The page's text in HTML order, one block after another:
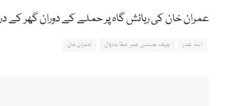
عمران خان کی رہائش گاہ پر حملے کے دوران گھر کے
اسد عمر چیف جسٹس عمر عطا بندیال عمران خان